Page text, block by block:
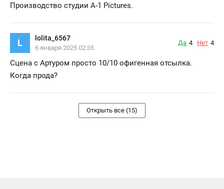
Производство студии A-1 Pictures.
L lolita_6567
6 января 2025 02:35
Да 4 Нет 4
Сцена с Артуром просто 10/10 офигенная отсылка.
Когда прода?
Открыть все (15)